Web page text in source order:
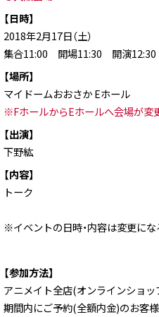
【日時】
2018年2月17日（土）
集合11:00 開場11:30 開演12:30
【場所】
マイドームおおさか Eホール
※FホールからEホールへ会場が変
【出演】
下野紘
【内容】
トーク
※イベントの日時・内容は変更にな
【参加方法】
アニメイト全店(オンラインショッ
期間内にご予約(全額内金)のお客